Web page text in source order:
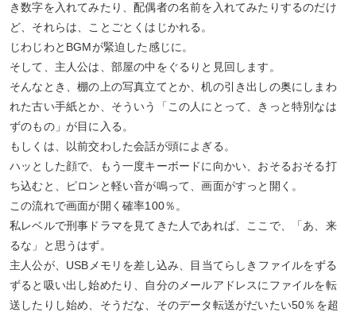
き数字を入れてみたり、配偶者の名前を入れてみたりするのだけ
ど、それらは、ことごとくはじかれる。
じわじわとBGMが緊迫した感じに。
そして、主人公は、部屋の中をぐるりと見回します。
そんなとき、棚の上の写真立てとか、机の引き出しの奥にしまわ
れた古い手紙とか、そういう「この人にとって、きっと特別なは
ずのもの」が目に入る。
もしくは、以前交わした会話が頭によぎる。
ハッとした顔で、もう一度キーボードに向かい、おそるおそる打
ち込むと、ピロンと軽い音が鳴って、画面がすっと開く。
この流れで画面が開く確率100％。
私レベルで刑事ドラマを見てきた人であれば、ここで、「あ、来
るな」と思うはず。
主人公が、USBメモリを差し込み、目当てらしきファイルをずる
ずると吸い出し始めたり、自分のメールアドレスにファイルを転
送したりし始め、そうだな、そのデータ転送がだいたい50％を超